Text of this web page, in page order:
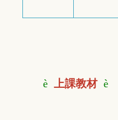
è 上課教材 è